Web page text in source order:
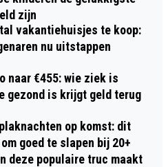
zijn
vakantiehuisjes te koop:
nu uitstappen
naar €455: wie ziek is
gezond is krijgt geld terug
op komst: dit
goed te slapen bij 20+
deze populaire truc maakt